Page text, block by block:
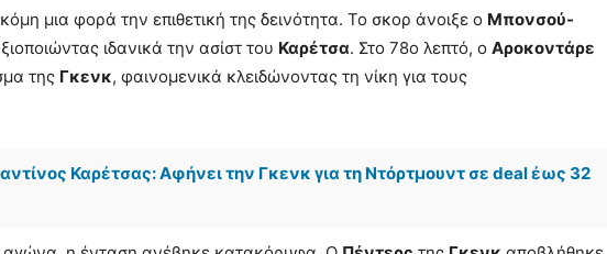
μια φορά την επιθετική της δεινότητα. Το σκορ άνοιξε ο Μπονσού-
ιδανικά την ασίστ του Καρέτσα. Στο 78ο λεπτό, ο Αροκοντάρε
της Γκενκ, φαινομενικά κλειδώνοντας τη νίκη για τους
Καρέτσας: Αφήνει την Γκενκ για τη Ντόρτμουντ σε deal έως 32